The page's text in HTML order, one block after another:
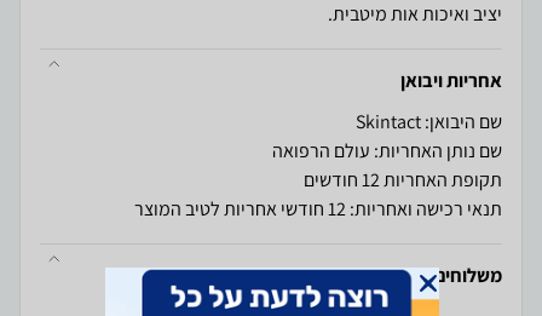
יציב ואיכות אות מיטבית.
אחריות ויבואן
שם היבואן: Skintact
שם נותן האחריות: עולם הרפואה
תקופת האחריות 12 חודשים
תנאי רכישה ואחריות: 12 חודשי אחריות לטיב המוצר
משלוחים והחזרות